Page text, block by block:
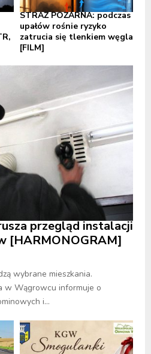
STRAŻ POŻARNA: podczas
upałów rośnie ryzyko
zatrucia się tlenkiem węgla
[FILM]
przegląd instalacji
[HARMONOGRAM]
wybrane mieszkania.
w Wągrowcu informuje o
i...